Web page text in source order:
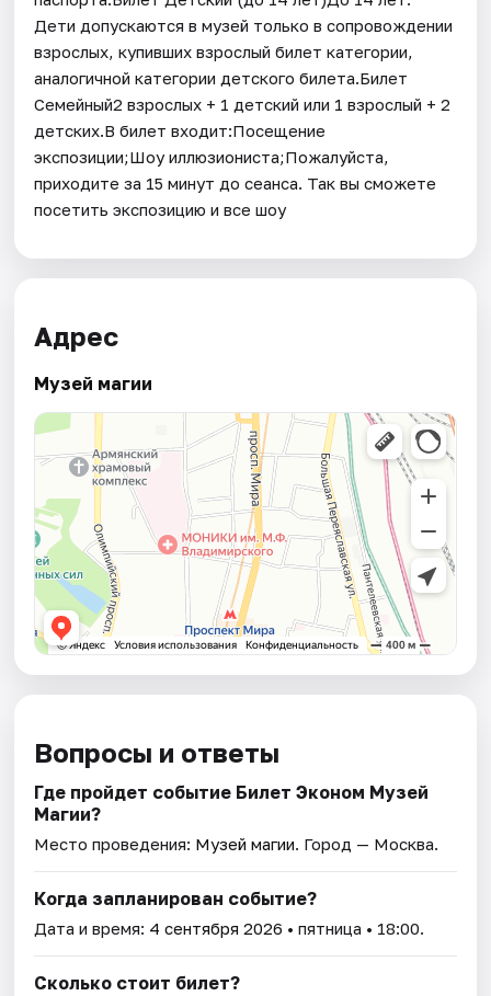
Дети допускаются в музей только в сопровождении
взрослых, купивших взрослый билет категории,
аналогичной категории детского билета.Билет
Семейный2 взрослых + 1 детский или 1 взрослый + 2
детских.В билет входит:Посещение
экспозиции;Шоу иллюзиониста;Пожалуйста,
приходите за 15 минут до сеанса. Так вы сможете
посетить экспозицию и все шоу
Адрес
Музей магии
Вопросы и ответы
Где пройдет событие Билет Эконом Музей
Магии?
Место проведения: Музей магии. Город — Москва.
Когда запланирован событие?
Дата и время: 4 сентября 2026 • пятница • 18:00.
Сколько стоит билет?